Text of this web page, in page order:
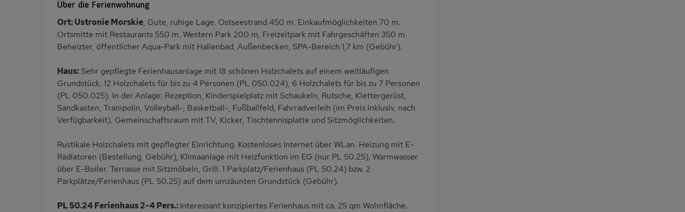
Über die Ferienwohnung
Ort: Ustronie Morskie, Gute, ruhige Lage. Ostseestrand 450 m. Einkaufmöglichkeiten 70 m.
Ortsmitte mit Restaurants 550 m. Western Park 200 m, Freizeitpark mit Fahrgeschäften 350 m.
Beheizter, öffentlicher Aqua-Park mit Hallenbad, Außenbecken, SPA-Bereich 1,7 km (Gebühr).
Haus: Sehr gepflegte Ferienhausanlage mit 18 schönen Holzchalets auf einem weitläufigen
Grundstück. 12 Holzchalets für bis zu 4 Personen (PL 050.024), 6 Holzchalets für bis zu 7 Personen
(PL 050.025). In der Anlage: Rezeption, Kinderspielplatz mit Schaukeln, Rutsche, Klettergerüst,
Sandkasten, Trampolin, Volleyball-, Basketball-, Fußballfeld, Fahrradverleih (im Preis inklusiv, nach
Verfügbarkeit). Gemeinschaftsraum mit TV, Kicker, Tischtennisplatte und Sitzmöglichkeiten.
Rustikale Holzchalets mit gepflegter Einrichtung. Kostenloses Internet über WLan. Heizung mit E-
Radiatoren (Bestellung, Gebühr), Klimaanlage mit Heizfunktion im EG (nur PL 50.25), Warmwasser
über E-Boiler. Terrasse mit Sitzmöbeln, Grill. 1 Parkplatz/Ferienhaus (PL 50.24) bzw. 2
Parkplätze/Ferienhaus (PL 50.25) auf dem umzäunten Grundstück (Gebühr).
PL 50.24 Ferienhaus 2-4 Pers.:Interessant konzipiertes Ferienhaus mit ca. 25 qm Wohnfläche.